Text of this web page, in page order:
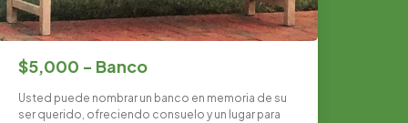
$5,000 - Banco
Usted puede nombrar un banco en memoria de su
ser querido, ofreciendo consuelo y un lugar para